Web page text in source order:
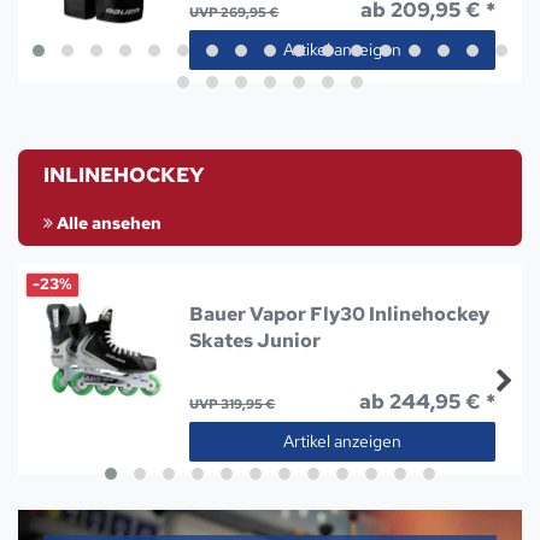
UVP 269,95 € ab 209,95 € *
Artikel anzeigen
INLINEHOCKEY
Alle ansehen
-23%
Bauer Vapor Fly30 Inlinehockey
Skates Junior
UVP 319,95 € ab 244,95 € *
Artikel anzeigen